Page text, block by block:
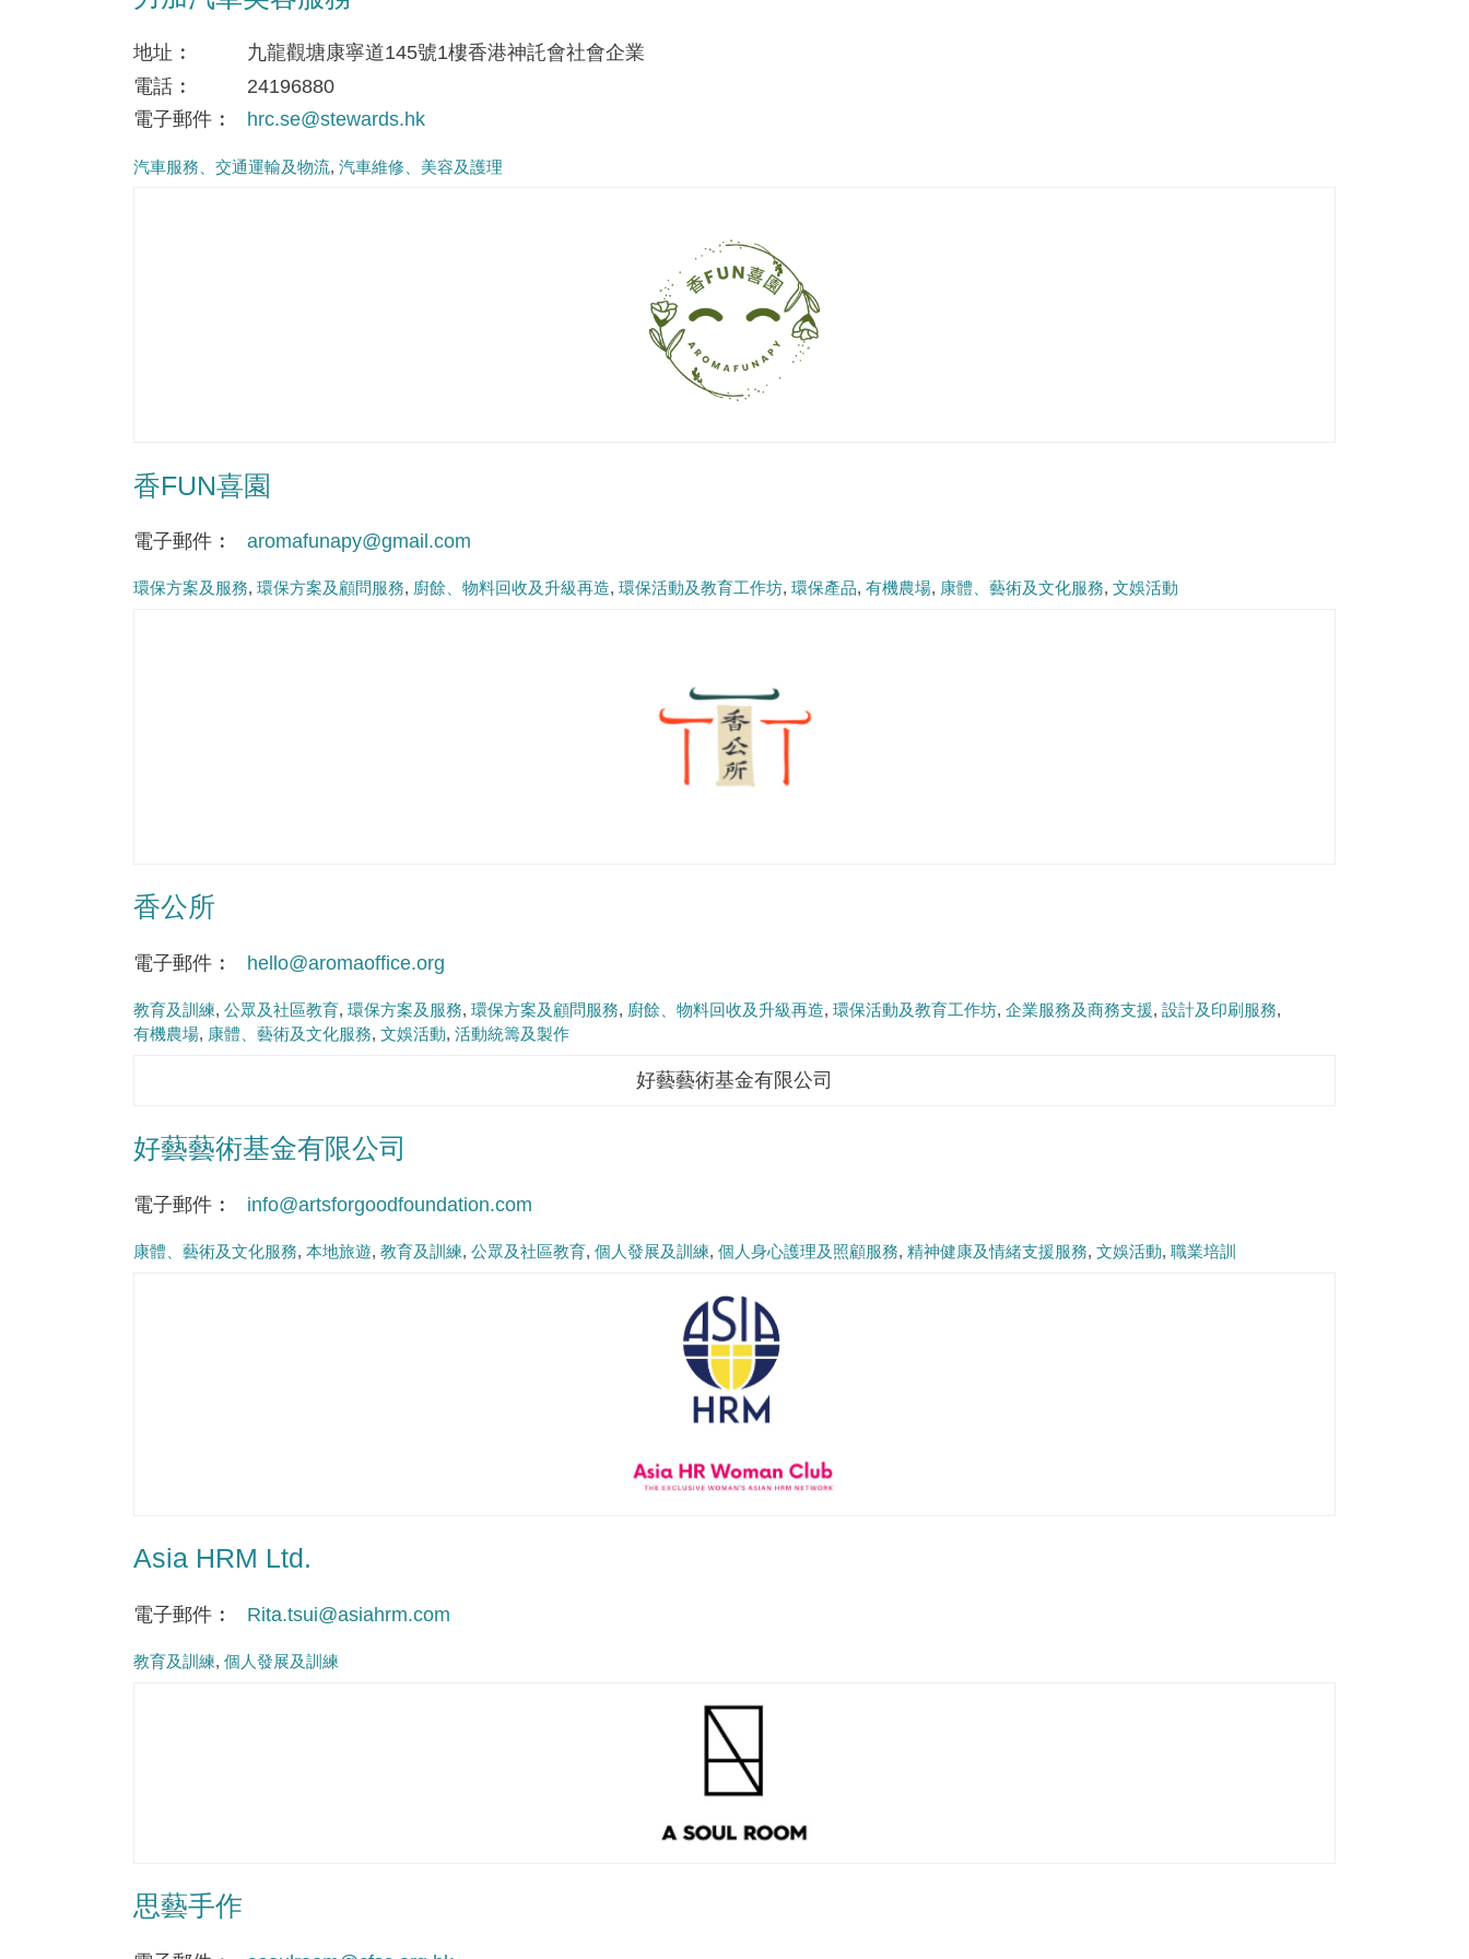
地址
九龍觀塘康寧道145號1樓香港神託會社會企業
電話
24196880
電子郵件
hrc.se@stewards.hk
汽車服務、交通運輸及物流 汽車維修、美容及護理
香FUN喜園
電子郵件 aromafunapy@gmail.com
環保方案及服務 環保方案及顧問服務 廚餘、物料回收及升級再造 環保活動及教育工作坊 環保產品 有機農場 康體、藝術及文化服務 文娛活動
香公所
電子郵件 hello@aromaoffice.org
教育及訓練 公眾及社區教育 環保方案及服務 環保方案及顧問服務 廚餘、物料回收及升級再造 環保活動及教育工作坊 企業服務及商務支援 設計及印刷服務
有機農場 康體、藝術及文化服務 文娛活動 活動統籌及製作
好藝藝術基金有限公司
好藝藝術基金有限公司
電子郵件 info@artsforgoodfoundation.com
康體、藝術及文化服務 本地旅遊 教育及訓練 公眾及社區教育 個人發展及訓練 個人身心護理及照顧服務 精神健康及情緒支援服務 文娛活動 職業培訓
Asia HRM Ltd.
電子郵件 Rita.tsui@asiahrm.com
教育及訓練 個人發展及訓練
思藝手作